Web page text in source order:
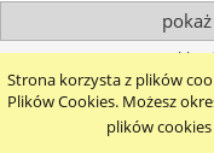
Strona korzysta z plików
Plików Cookies. Możesz
plików